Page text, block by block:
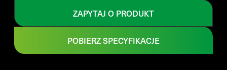
ZAPYTAJ O PRODUKT
POBIERZ SPECYFIKACJE